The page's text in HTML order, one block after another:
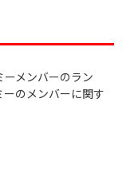
ーメンバーのラン
のメンバーに関す